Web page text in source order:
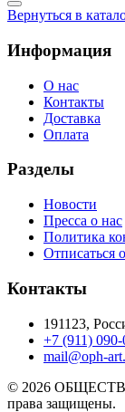
Вернуться в
Информация
О нас
Контакты
Доставка
Оплата
Разделы
Новости
Пресса о нас
Политика
Отписаться
Контакты
191123,
+7 (911)
mail@oph-
© 2026
права защищены.